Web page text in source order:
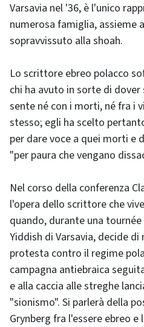
Varsavia nel '36, è l'unico
numerosa famiglia, assieme
sopravvissuto alla shoah.
Lo scrittore ebreo polacco
chi ha avuto in sorte di dover
sente né con i morti, né fra i
stesso; egli ha scelto
per dare voce a quei morti e
"per paura che vengano
Nel corso della conferenza
l'opera dello scrittore che
quando, durante una
Yiddish di Varsavia, decide
protesta contro il regime
campagna antiebraica
e alla caccia alle streghe
"sionismo". Si parlerà della
Grynberg fra l'essere ebreo e